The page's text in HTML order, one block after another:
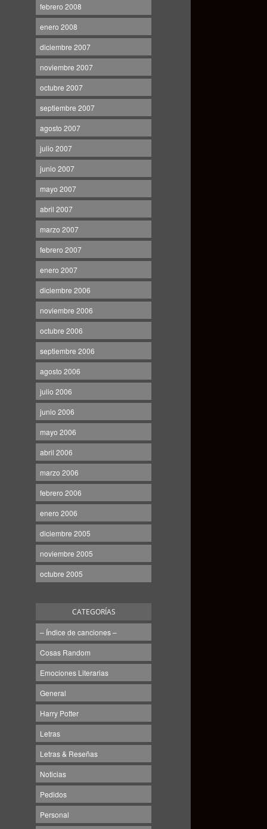
febrero 2008
enero 2008
diciembre 2007
noviembre 2007
octubre 2007
septiembre 2007
agosto 2007
julio 2007
junio 2007
mayo 2007
abril 2007
marzo 2007
febrero 2007
enero 2007
diciembre 2006
noviembre 2006
octubre 2006
septiembre 2006
agosto 2006
julio 2006
junio 2006
mayo 2006
abril 2006
marzo 2006
febrero 2006
enero 2006
diciembre 2005
noviembre 2005
octubre 2005
CATEGORÍAS
– Índice de canciones –
Cosas Random
Emociones Literarias
General
Harry Potter
Letras
Letras & Reseñas
Noticias
Pedidos
Personal